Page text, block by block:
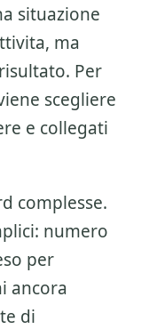
situazione
ma
Per
scegliere
e collegati
complesse.
numero
per
ancora
di